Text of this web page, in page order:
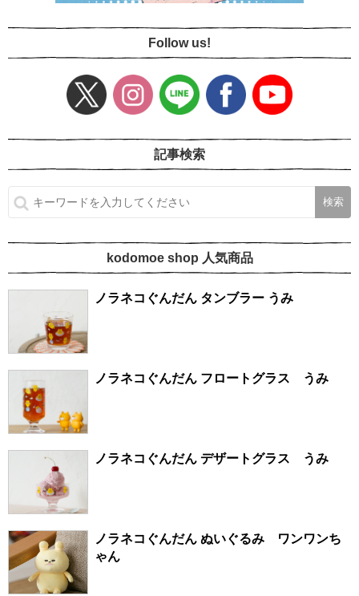
Follow us!
記事検索
kodomoe shop 人気商品
ノラネコぐんだん タンブラー うみ
ノラネコぐんだん フロートグラス うみ
ノラネコぐんだん デザートグラス うみ
ノラネコぐんだん ぬいぐるみ ワンワンち
ゃん